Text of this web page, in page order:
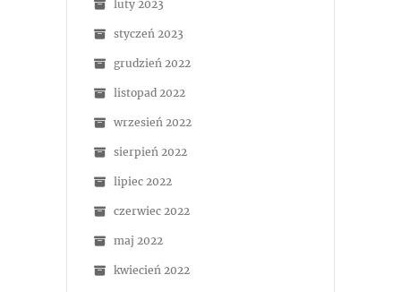
luty 2023
styczeń 2023
grudzień 2022
listopad 2022
wrzesień 2022
sierpień 2022
lipiec 2022
czerwiec 2022
maj 2022
kwiecień 2022